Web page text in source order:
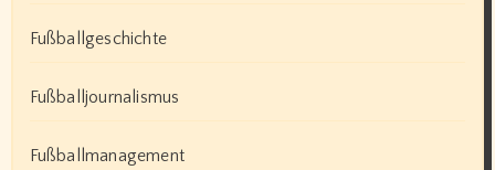
Fußballgeschichte
Fußballjournalismus
Fußballmanagement